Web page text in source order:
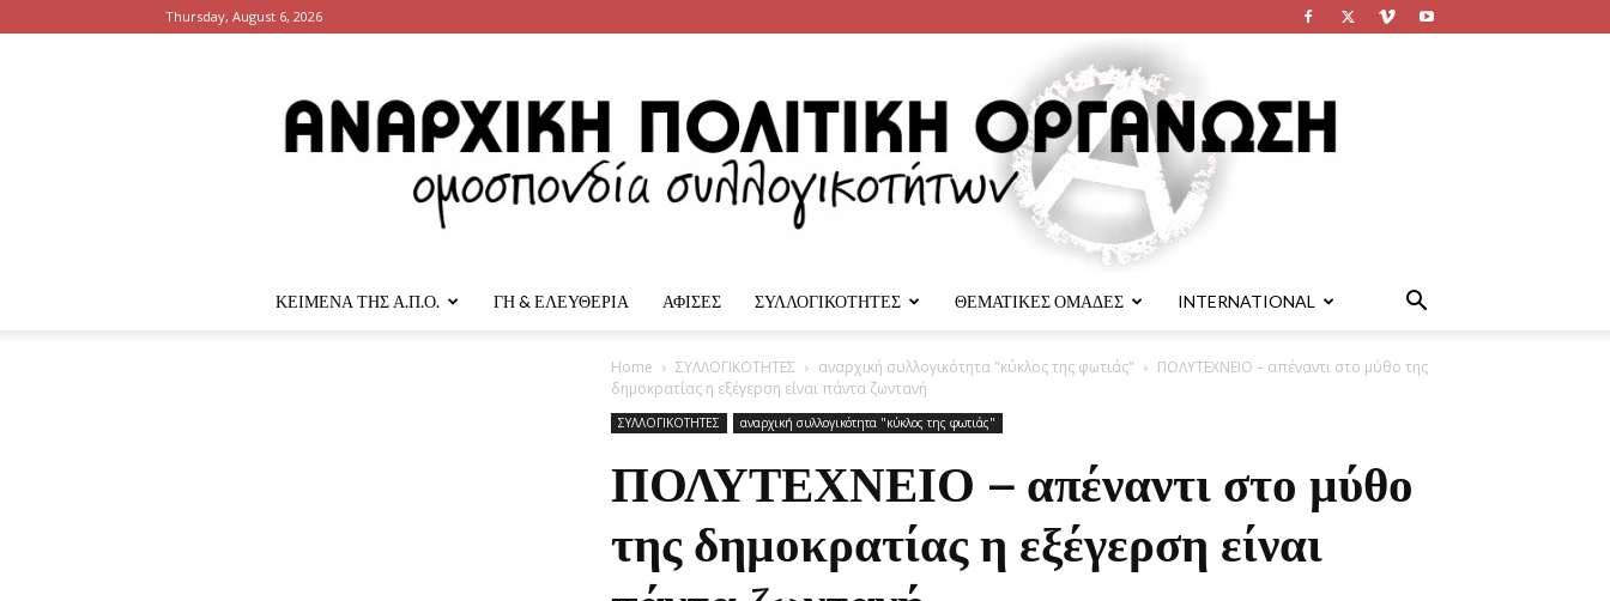
Thursday, August 6, 2026
Πολιτική
ΚΕΙΜΕΝΑ ΤΗΣ Α.Π.Ο. ΓΗ & ΕΛΕΥΘΕΡΙΑ ΑΦΙΣΕΣ ΣΥΛΛΟΓΙΚΟΤΗΤΕΣ ΘΕΜΑΤΙΚΕΣ ΟΜΑΔΕΣ INTERNATIONAL
Home ΣΥΛΛΟΓΙΚΟΤΗΤΕΣ αναρχική συλλογικότητα "κύκλος της φωτιάς"
ΠΟΛΥΤΕΧΝΕΙΟ – απέναντι στο µύθο της
δηµοκρατίας η εξέγερση είναι πάντα ζωντανή
ΣΥΛΛΟΓΙΚΟΤΗΤΕΣ αναρχική συλλογικότητα "κύκλος της φωτιάς"
ΠΟΛΥΤΕΧΝΕΙΟ – απέναντι στο µύθο
της δηµοκρατίας η εξέγερση είναι